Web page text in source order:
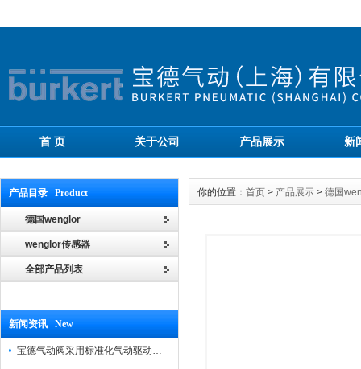
首 页 关于公司 产品展示 新
产品目录 Product
德国wenglor
wenglor传感器
全部产品列表
新闻资讯 New
宝德气动阀采用标准化气动驱动设计，可匹配各类工业气源工况
你的位置： 首页 > 产品展示 > 德国